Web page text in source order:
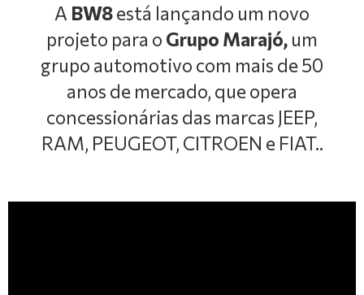
A BW8está lançando um novo
projeto para o Grupo Marajó, um
grupo automotivo com mais de 50
anos de mercado, que opera
concessionárias das marcas JEEP,
RAM, PEUGEOT, CITROEN e FIAT..